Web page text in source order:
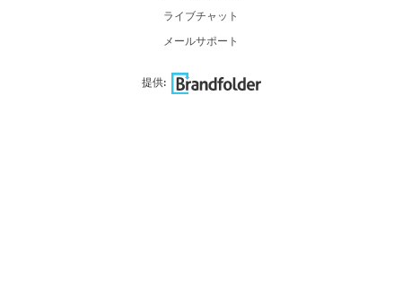
ライブチャット
メールサポート
提供: